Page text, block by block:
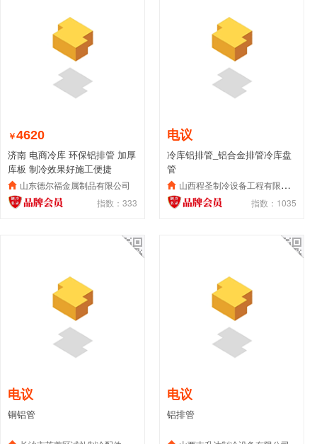
￥4620
济南 电商冷库 环保铝排管 加厚
库板 制冷效果好施工便捷
山东德尔福金属制品有限公司
指数：333
电议
冷库铝排管_铝合金排管冷库盘
管
山西程圣制冷设备工程有限公司
指数：1035
电议
铜铝管
电议
铝排管